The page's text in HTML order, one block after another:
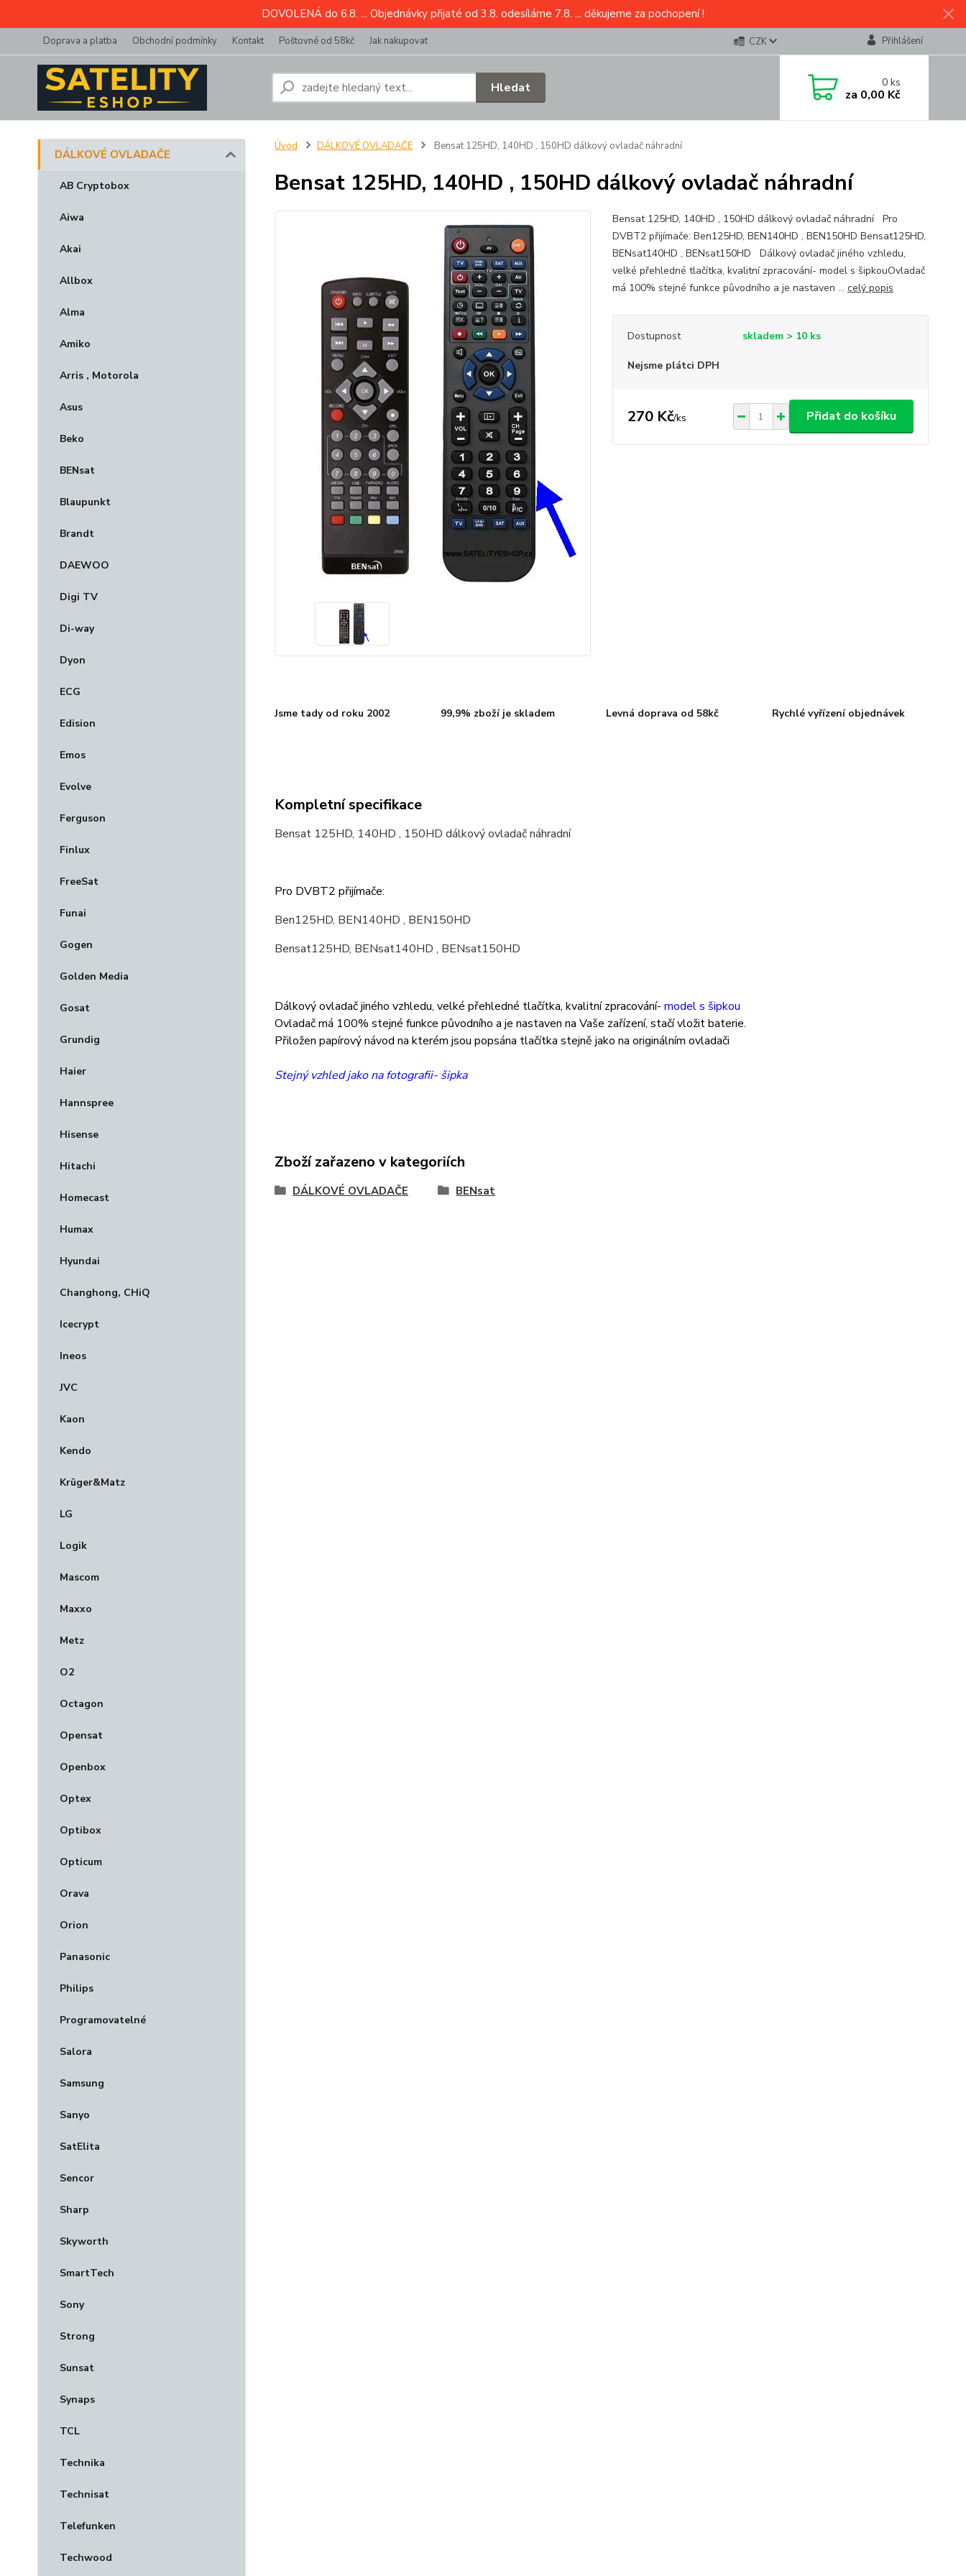
DOVOLENÁ do 6.8. ... Objednávky přijaté od 3.8. odesíláme 7.8. ... děkujeme za pochopení !
Doprava a platba Obchodní podmínky Kontakt Poštovné od 58kč Jak nakupovat CZK Přihlášení
Hledat 0ks
za 0,00 Kč
DÁLKOVÉ OVLADAČE
AB Cryptobox
Aiwa
Akai
Allbox
Alma
Amiko
Arris , Motorola
Asus
Beko
BENsat
Blaupunkt
Brandt
DAEWOO
Digi TV
Di-way
Dyon
ECG
Edision
Emos
Evolve
Ferguson
Finlux
FreeSat
Funai
Gogen
Golden Media
Gosat
Grundig
Haier
Hannspree
Hisense
Hitachi
Homecast
Humax
Hyundai
Changhong, CHiQ
Icecrypt
Ineos
JVC
Kaon
Kendo
Krüger&Matz
LG
Logik
Mascom
Maxxo
Metz
O2
Octagon
Opensat
Openbox
Optex
Optibox
Opticum
Orava
Orion
Panasonic
Philips
Programovatelné
Salora
Samsung
Sanyo
SatElita
Sencor
Sharp
Skyworth
SmartTech
Sony
Strong
Sunsat
Synaps
TCL
Technika
Technisat
Telefunken
Techwood
Úvod DÁLKOVÉ OVLADAČE Bensat 125HD, 140HD , 150HD dálkový ovladač náhradní
Bensat 125HD, 140HD , 150HD dálkový ovladač náhradní
Bensat 125HD, 140HD , 150HD dálkový ovladač náhradní Pro
DVBT2 přijímače: Ben125HD, BEN140HD , BEN150HD Bensat125HD,
BENsat140HD , BENsat150HD Dálkový ovladač jiného vzhledu,
velké přehledné tlačítka, kvalitní zpracování- model s šipkouOvladač
má 100% stejné funkce původního a je nastaven ... celý popis
Dostupnost skladem > 10 ks
Nejsme plátci DPH
270 Kč/ks Přidat do košíku
Jsme tady od roku 2002 99,9% zboží je skladem Levná doprava od 58kč Rychlé vyřízení objednávek
Kompletní specifikace
Bensat 125HD, 140HD , 150HD dálkový ovladač náhradní
Pro DVBT2 přijímače:
Ben125HD, BEN140HD , BEN150HD
Bensat125HD, BENsat140HD , BENsat150HD
Dálkový ovladač jiného vzhledu, velké přehledné tlačítka, kvalitní zpracování- model s šipkou
Ovladač má 100% stejné funkce původního a je nastaven na Vaše zařízení, stačí vložit baterie.
Přiložen papírový návod na kterém jsou popsána tlačítka stejně jako na originálním ovladači
Stejný vzhled jako na fotografii- šipka
Zboží zařazeno v kategoriích
DÁLKOVÉ OVLADAČE BENsat